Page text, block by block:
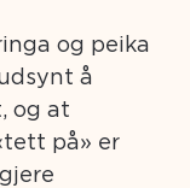
og peika
å
og at
på» er